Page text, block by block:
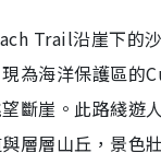
Trail沿崖下的
為海洋保護區的
斷崖。此路綫遊
層層山丘，景色